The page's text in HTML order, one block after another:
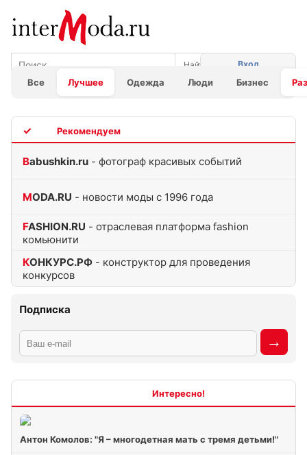
Все Лучшее Одежда Люди Бизнес
Вход
Babushkin.ru - фотограф красивых событий
MODA.RU - новости моды с 1996 года
FASHION.RU - отраслевая платформа fashion
комьюнити
КОНКУРС.РФ - конструктор для проведения
конкурсов
Подписка
Антон Комолов: "Я – многодетная мать с тремя детьми!"